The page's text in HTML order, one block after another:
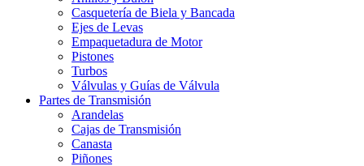
Casquetería de Biela y Bancada
Ejes de Levas
Empaquetadura de Motor
Pistones
Turbos
Válvulas y Guías de Válvula
Partes de Transmisión
Arandelas
Cajas de Transmisión
Canasta
Piñones